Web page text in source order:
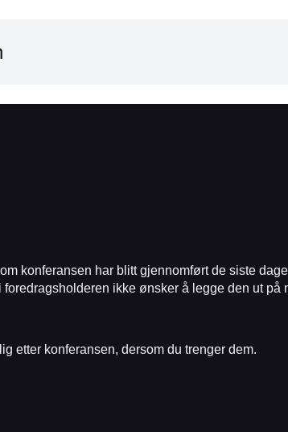
konferansen har blitt gjennomført de siste
ikke ønsker å legge den ut på
etter konferansen, dersom du trenger dem.